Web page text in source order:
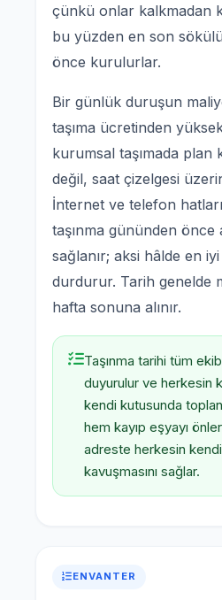
çünkü onlar kalkmadan
bu yüzden en son
önce kurulurlar.
Bir günlük duruşun
taşıma ücretinden
kurumsal taşımada plan
değil, saat çizelgesi
İnternet ve telefon
taşınma gününden önce
sağlanır; aksi hâlde en iyi
durdurur. Tarih genelde
hafta sonuna alınır.
Taşınma tarihi tüm
duyurulur ve herkesin
kendi kutusunda
hem kayıp eşyayı
adreste herkesin kendi
kavuşmasını sağlar.
ENVANTER